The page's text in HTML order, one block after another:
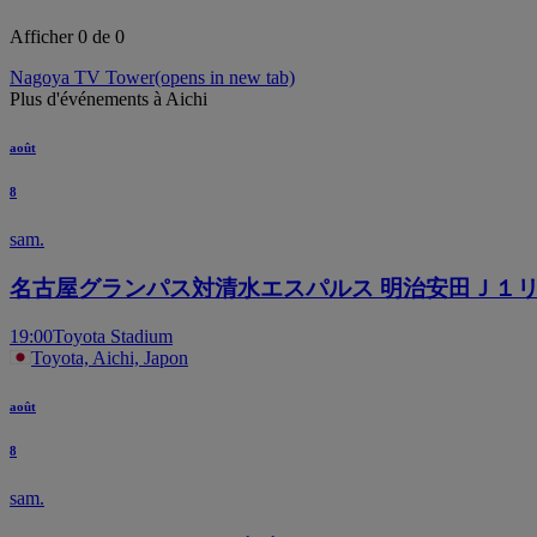
Afficher 0 de 0
Nagoya TV Tower(opens in new tab)
Plus d'événements à Aichi
août
8
sam.
名古屋グランパス対清水エスパルス 明治安田Ｊ１
19:00Toyota Stadium
Toyota, Aichi, Japon
août
8
sam.